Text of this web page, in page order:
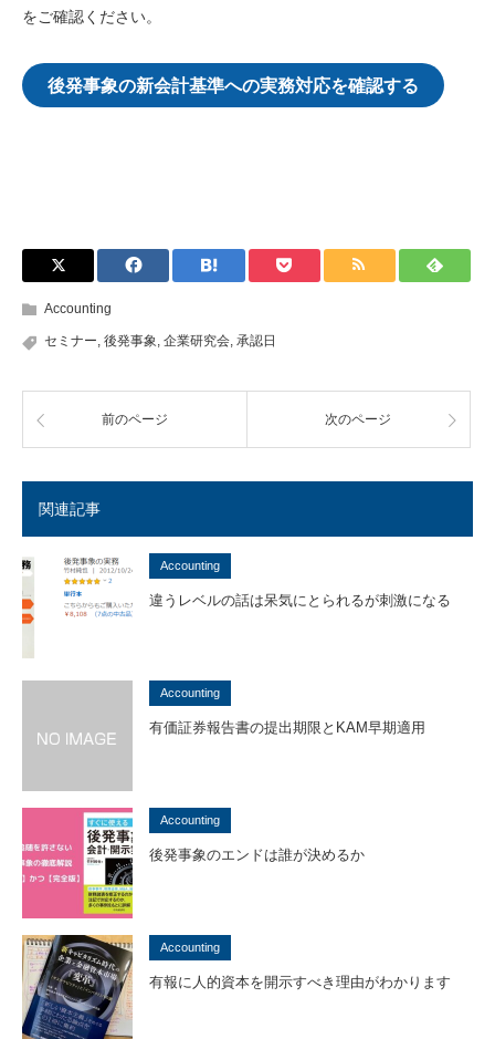
をご確認ください。
後発事象の新会計基準への実務対応を確認する
Accounting
セミナー, 後発事象, 企業研究会, 承認日
前のページ 次のページ
関連記事
Accounting
違うレベルの話は呆気にとられるが刺激になる
Accounting
有価証券報告書の提出期限とKAM早期適用
Accounting
後発事象のエンドは誰が決めるか
Accounting
有報に人的資本を開示すべき理由がわかります